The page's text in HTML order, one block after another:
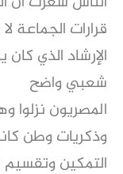
قرارات
الإرشاد الذي
شعبي واضح
المصريون نزلوا
وذكريات وطن
التمكين